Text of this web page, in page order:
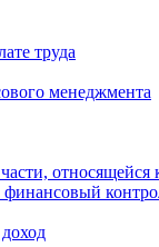
труда
менеджмента